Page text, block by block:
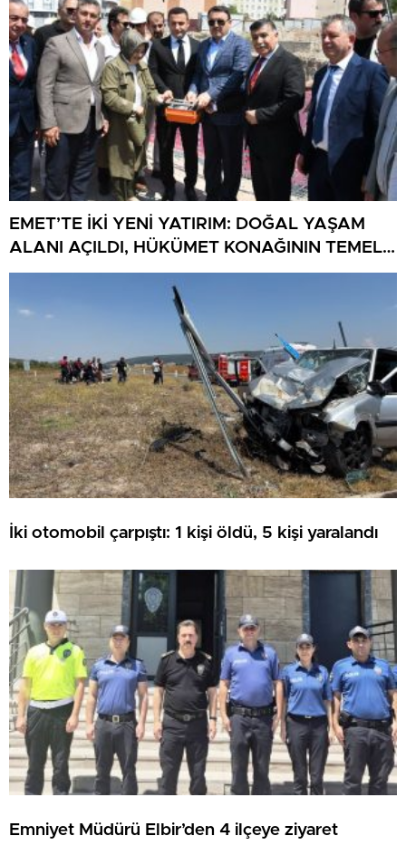
EMET’TE İKİ YENİ YATIRIM: DOĞAL YAŞAM
ALANI AÇILDI, HÜKÜMET KONAĞININ TEMELİ
ATILDI
İki otomobil çarpıştı: 1 kişi öldü, 5 kişi yaralandı
Emniyet Müdürü Elbir’den 4 ilçeye ziyaret